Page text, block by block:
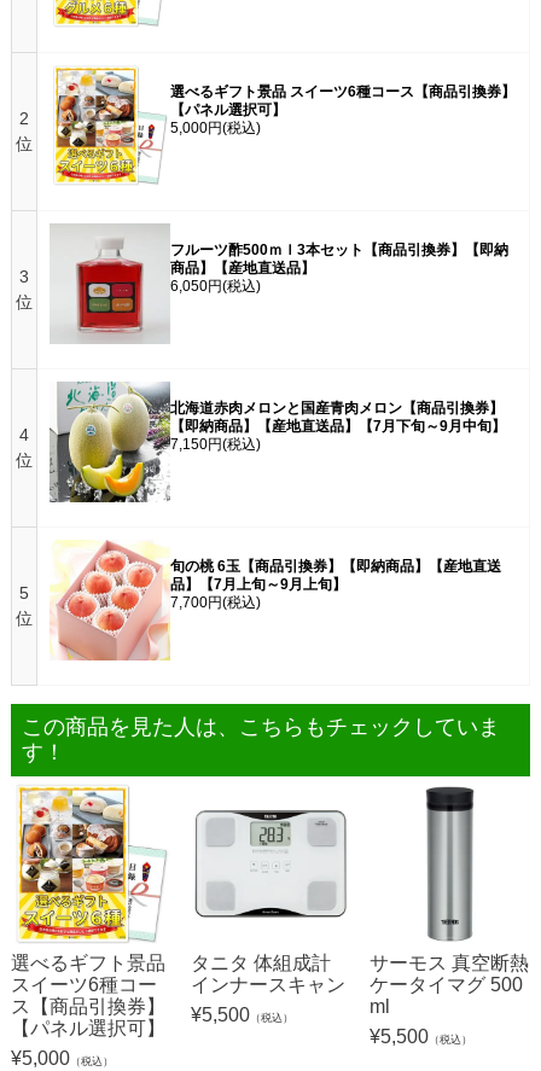
2
位
選べるギフト景品 スイーツ6種コース【商品引換券】
【パネル選択可】
5,000円(税込)
3
位
フルーツ酢500ｍｌ3本セット【商品引換券】【即納
商品】【産地直送品】
6,050円(税込)
4
位
北海道赤肉メロンと国産青肉メロン【商品引換券】
【即納商品】【産地直送品】【7月下旬～9月中旬】
7,150円(税込)
5
位
旬の桃 6玉【商品引換券】【即納商品】【産地直送
品】【7月上旬～9月上旬】
7,700円(税込)
この商品を見た人は、こちらもチェックしていま
す！
選べるギフト景品
スイーツ6種コー
ス【商品引換券】
【パネル選択可】
¥5,000（税込）
タニタ 体組成計
インナースキャン
¥5,500（税込）
サーモス 真空断熱
ケータイマグ 500
ml
¥5,500 （税込）